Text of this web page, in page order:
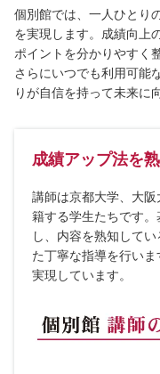
個別館では、一人ひとり
を実現します。成績向上
ポイントを分かりやすく
さらにいつでも利用可能
りが自信を持って未来に
成績アップ法を
講師は京都大学、大
籍する学生たちです
し、内容を熟知して
た丁寧な指導を行い
実現しています。